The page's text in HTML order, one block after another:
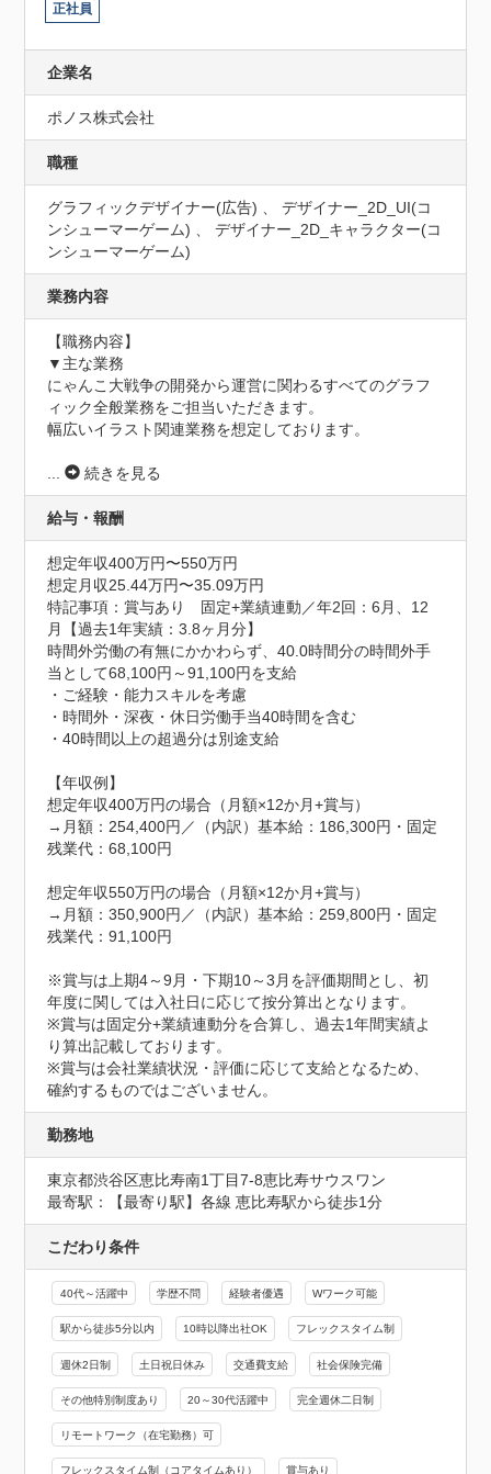
正社員
企業名
ポノス株式会社
職種
グラフィックデザイナー(広告) 、 デザイナー_2D_UI(コ
ンシューマーゲーム) 、 デザイナー_2D_キャラクター(コ
ンシューマーゲーム)
業務内容
【職務内容】
▼主な業務
にゃんこ大戦争の開発から運営に関わるすべてのグラフ
ィック全般業務をご担当いただきます。
幅広いイラスト関連業務を想定しております。
... 続きを見る
給与・報酬
想定年収400万円〜550万円
想定月収25.44万円〜35.09万円
特記事項：賞与あり　固定+業績連動／年2回：6月、12
月【過去1年実績：3.8ヶ月分】
時間外労働の有無にかかわらず、40.0時間分の時間外手
当として68,100円～91,100円を支給
・ご経験・能力スキルを考慮
・時間外・深夜・休日労働手当40時間を含む
・40時間以上の超過分は別途支給
【年収例】
想定年収400万円の場合（月額×12か月+賞与）
→月額：254,400円／（内訳）基本給：186,300円・固定
残業代：68,100円
想定年収550万円の場合（月額×12か月+賞与）
→月額：350,900円／（内訳）基本給：259,800円・固定
残業代：91,100円
※賞与は上期4～9月・下期10～3月を評価期間とし、初
年度に関しては入社日に応じて按分算出となります。
※賞与は固定分+業績連動分を合算し、過去1年間実績よ
り算出記載しております。
※賞与は会社業績状況・評価に応じて支給となるため、
確約するものではございません。
勤務地
東京都渋谷区恵比寿南1丁目7-8恵比寿サウスワン
最寄駅：【最寄り駅】各線 恵比寿駅から徒歩1分
こだわり条件
40代～活躍中 学歴不問 経験者優遇 Wワーク可能
駅から徒歩5分以内 10時以降出社OK フレックスタイム制
週休2日制 土日祝日休み 交通費支給 社会保険完備
その他特別制度あり 20～30代活躍中 完全週休二日制
リモートワーク（在宅勤務）可
フレックスタイム制（コアタイムあり） 賞与あり